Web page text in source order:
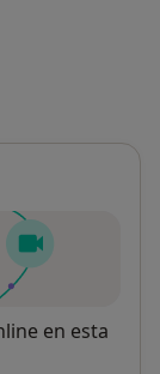
en esta